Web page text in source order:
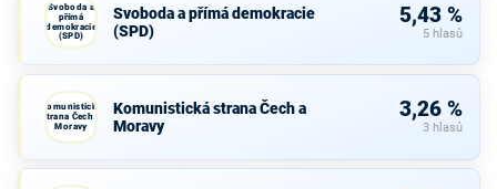
Svoboda a
přímá
demokracie
(SPD)
Svoboda a přímá demokracie
(SPD)
5,43 %
5 hlasů
Komunistická
strana Čech a
Moravy
Komunistická strana Čech a
Moravy
3,26 %
3 hlasů